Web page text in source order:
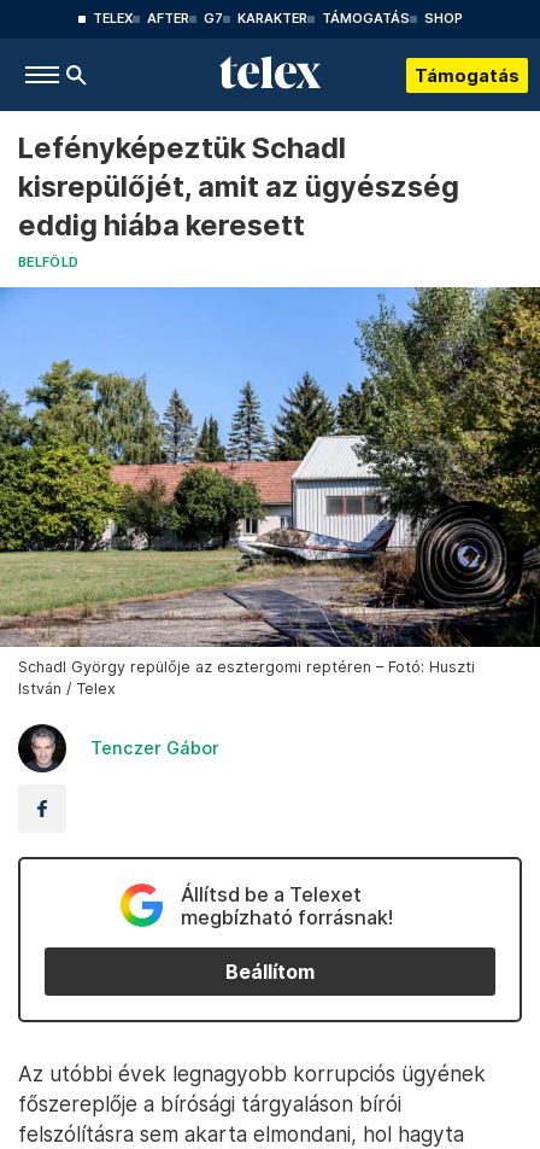
TELEX AFTER G7 KARAKTER TÁMOGATÁS SHOP
Támogatás
Lefényképeztük Schadl
kisrepülőjét, amit az ügyészség
eddig hiába keresett
BELFÖLD
Schadl György repülője az esztergomi reptéren – Fotó: Huszti
István / Telex
Tenczer Gábor
Állítsd be a Telexet
megbízható forrásnak!
Beállítom
Az utóbbi évek legnagyobb korrupciós ügyének
főszereplője a bírósági tárgyaláson bírói
felszólításra sem akarta elmondani, hol hagyta